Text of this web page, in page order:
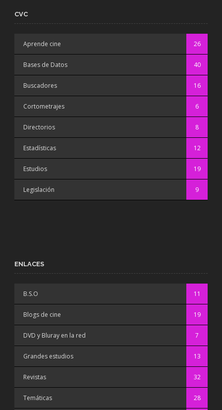
CVC
Aprende cine 26
Bases de Datos 40
Buscadores 16
Cortometrajes 6
Directorios 8
Estadísticas 12
Estudios 19
Legislación 9
ENLACES
B.S.O 11
Blogs de cine 19
DVD y Bluray en la red 7
Grandes estudios 13
Revistas 32
Temáticas 28